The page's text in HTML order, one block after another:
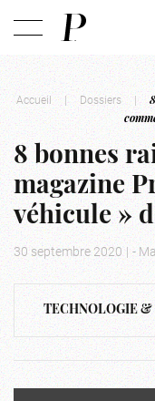
Accueil | Dossiers |
8 bonnes
magazine
véhicule »
30 septembre 2020 | -
TECHNOLOGIE &